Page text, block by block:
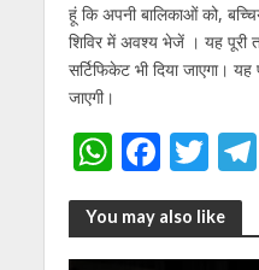
हूं कि अपनी बालिकाओं को,
शिविर में अवश्य भेजें । यह पूरी
सर्टिफिकेट भी दिया जाएगा। यह
जाएगी।
W
h
at
F
ac
e
T
w
itt
You may also like